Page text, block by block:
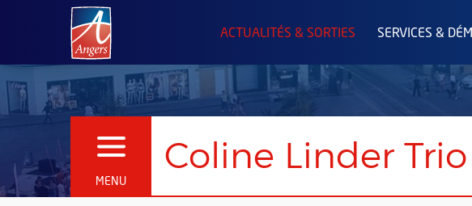
Angers.fr : Retour à l'accueil
ACTUALITÉS & SORTIES SERVICES &
MENU
OUVRIR LE MENU Coline Linder Trio